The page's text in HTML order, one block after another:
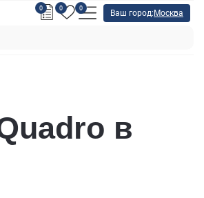
0 0 0
Ваш город: Москва
в